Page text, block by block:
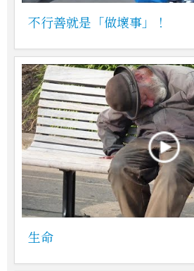
不行善就是「做壞事」！
生命